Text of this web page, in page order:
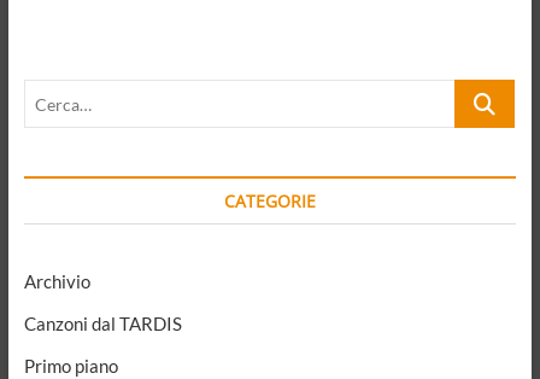
di
e
Cerca…
CATEGORIE
Archivio
Canzoni dal TARDIS
Primo piano